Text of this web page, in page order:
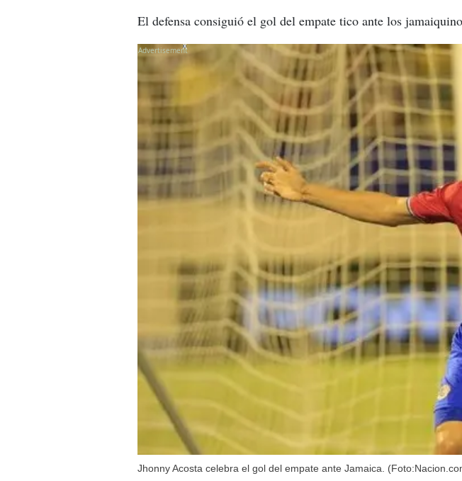
El defensa consiguió el gol del empate tico ante los
Jhonny Acosta celebra el gol del empate ante Jamaica.
X